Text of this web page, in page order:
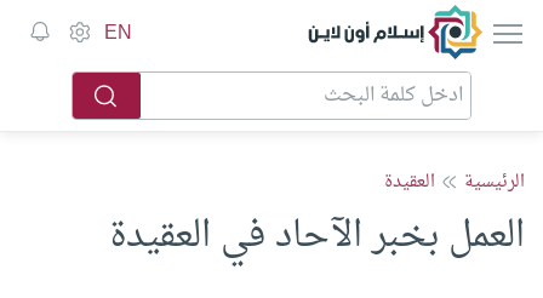
إسلام أون لاين EN
الرئيسية العقيدة
العمل بخبر الآحاد في العقيدة